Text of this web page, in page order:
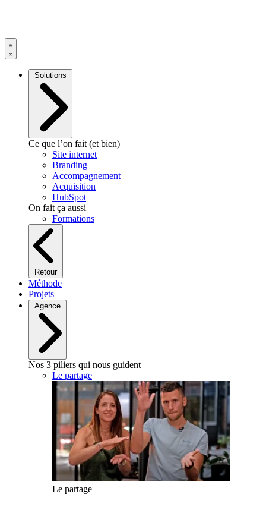
Solutions
Ce que l’on fait (et bien)
Site internet
Branding
Accompagnement
Acquisition
HubSpot
On fait ça aussi
Formations
Retour
Méthode
Projets
Agence
Nos 3 piliers qui nous guident
Le partage
Le partage